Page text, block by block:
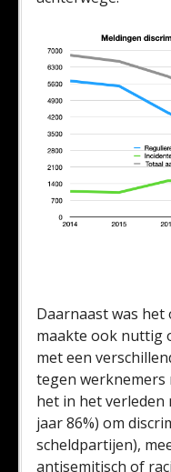
Daarnaast was het
maakte ook nuttig
met een
tegen
het in het
jaar 86%) om
scheldpartijen),
antisemitisch of